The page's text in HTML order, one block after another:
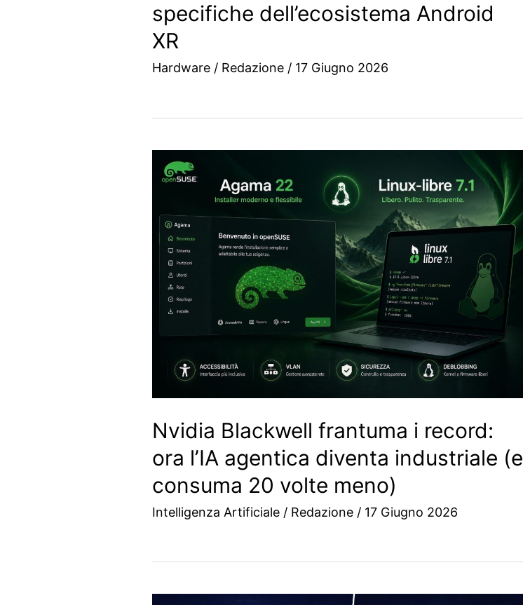
specifiche dell’ecosistema Android
XR
Hardware / Redazione / 17 Giugno 2026
Nvidia Blackwell frantuma i record:
ora l’IA agentica diventa industriale (e
consuma 20 volte meno)
Intelligenza Artificiale / Redazione / 17 Giugno 2026